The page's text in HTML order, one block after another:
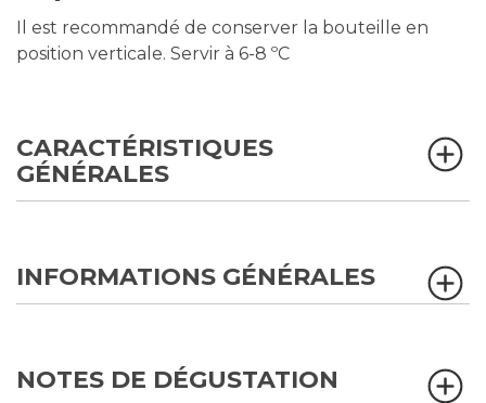
Il est recommandé de conserver la bouteille en
position verticale. Servir à 6-8 ºC
CARACTÉRISTIQUES
GÉNÉRALES
INFORMATIONS GÉNÉRALES
NOTES DE DÉGUSTATION